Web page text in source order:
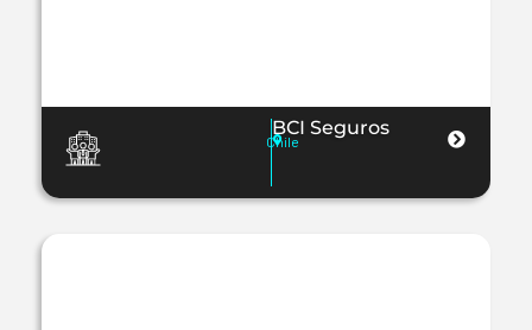
BCI Seguros
Chile